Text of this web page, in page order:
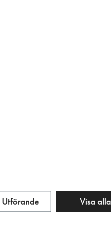
Utförande Visa alla